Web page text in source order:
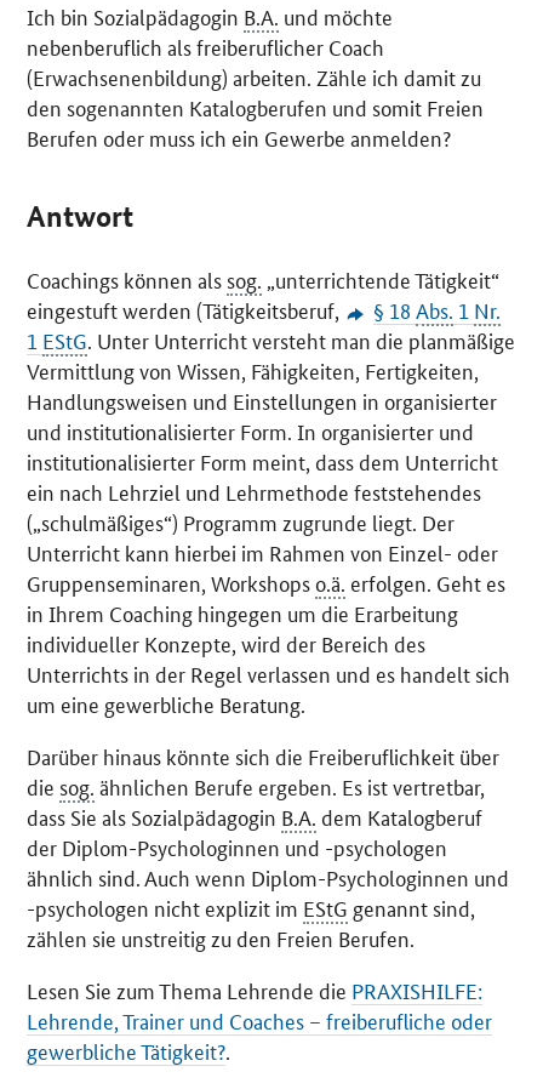
Ich bin Sozialpädagogin B.A. und möchte
nebenberuflich als freiberuflicher Coach
(Erwachsenenbildung) arbeiten. Zähle ich damit zu
den sogenannten Katalogberufen und somit Freien
Berufen oder muss ich ein Gewerbe anmelden?
Antwort
Coachings können als sog. „unterrichtende Tätigkeit“
eingestuft werden (Tätigkeitsberuf,
§ 18 Abs. 1 Nr.
1 EStG. Unter Unterricht versteht man die planmäßige
Vermittlung von Wissen, Fähigkeiten, Fertigkeiten,
Handlungsweisen und Einstellungen in organisierter
und institutionalisierter Form. In organisierter und
institutionalisierter Form meint, dass dem Unterricht
ein nach Lehrziel und Lehrmethode feststehendes
(„schulmäßiges“) Programm zugrunde liegt. Der
Unterricht kann hierbei im Rahmen von Einzel- oder
Gruppenseminaren,Workshopso.ä. erfolgen. Geht es
in Ihrem Coaching hingegen um die Erarbeitung
individueller Konzepte, wird der Bereich des
Unterrichts in der Regel verlassen und es handelt sich
um eine gewerbliche Beratung.
Darüber hinaus könnte sich die Freiberuflichkeit über
die sog. ähnlichen Berufe ergeben. Es ist vertretbar,
dass Sie als Sozialpädagogin B.A. dem Katalogberuf
der Diplom-Psychologinnen und -psychologen
ähnlich sind. Auch wenn Diplom-Psychologinnen und
-psychologen nicht explizit im EStG genannt sind,
zählen sie unstreitig zu den Freien Berufen.
Lesen Sie zum Thema Lehrende die PRAXISHILFE:
Lehrende, Trainer und Coaches – freiberufliche oder
gewerbliche Tätigkeit?.